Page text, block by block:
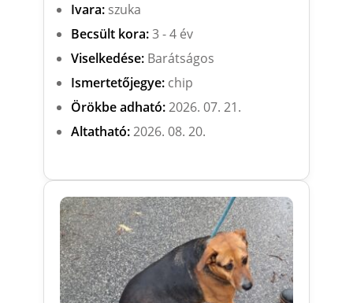
Ivara:szuka
Becsült kora:3 - 4 év
Viselkedése:Barátságos
Ismertetőjegye:chip
Örökbe adható:2026. 07. 21.
Altatható:2026. 08. 20.